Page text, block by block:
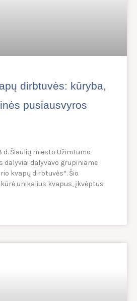
dirbtuvės: kūryba,
pusiausvyros
d. Šiaulių miesto Užimtumo
dalyviai dalyvavo grupiniame
kvapų dirbtuvės“. Šio
unikalius kvapus, įkvėptus